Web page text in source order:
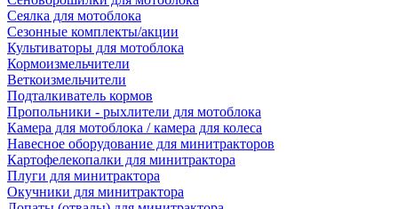
Сеялка для мотоблока
Сезонные комплекты/акции
Культиваторы для мотоблока
Кормоизмельчители
Веткоизмельчители
Подталкиватель кормов
Пропольники - рыхлители для мотоблока
Камера для мотоблока / камера для колеса
Навесное оборудование для минитракторов
Картофелекопалки для минитрактора
Плуги для минитрактора
Окучники для минитрактора